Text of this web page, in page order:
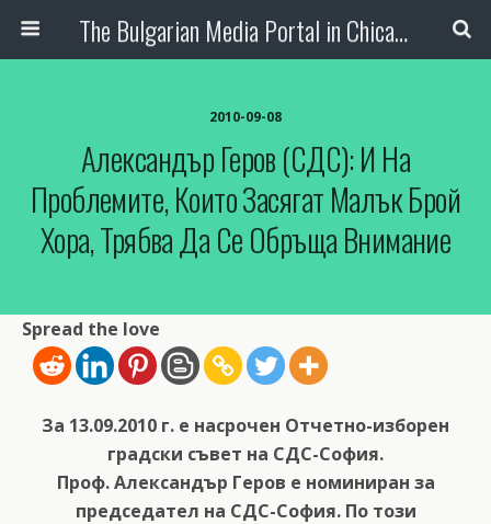
The Bulgarian Media Portal in Chicago
2010-09-08
Александър Геров (СДС): И На
Проблемите, Които Засягат Малък Брой
Хора, Трябва Да Се Обръща Внимание
Spread the love
За 13.09.2010 г. е насрочен Отчетно-изборен
градски съвет на СДС-София.
Проф. Александър Геров е номиниран за
председател на СДС-София. По този